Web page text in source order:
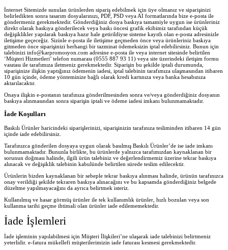
İnternet Sitemizde sunulan ürünlerden sipariş edebilmek için üye olmanız ve siparişinizi
belirledikten sonra tasarım dosyalarınızı, PDF, PSD veya AI formatlarında bize e-posta ile
göndermeniz gerekmektedir. Gönderdiğiniz dosya baskıya tamamiyle uygun ise ürünleriniz
direkt olarak baskıya gönderilecek veya baskı öncesi grafik ekibimiz tarafından küçük
değişiklikler yapılarak baskıya hazır hale getirildiyse sisteme kayıtlı olan e-posta adresinizle
iletişime geçeceğiz. Sizinle e-posta ile iletişime geçmeden önce veya ürünleriniz baskıya
gitmeden önce siparişinizi herhangi bir tazminat ödemeksizin iptal edebilirsiniz. Bunun için
talebinizi info@karpromosyon.com adresine e-posta ile veya internet sitesinde belirtilen
‘Müşteri Hizmetleri’ telefon numarası (0555 887 93 11) veya site üzerindeki iletişim formu
vasıtası ile tarafımıza iletmeniz gerekmektedir. Siparişin bu şekilde iptali durumunda,
siparişinize ilişkin yaptığınız ödemenin iadesi, iptal talebinin tarafımıza ulaşmasından itibaren
10 gün içinde, ödeme yönteminize bağlı olarak kredi kartınıza veya banka hesabınıza
aktarılacaktır.
Onaya ilişkin e-postanın tarafınıza gönderilmesinden sonra ve/veya gönderdiğiniz dosyanın
baskıya alınmasından sonra siparişin iptali ve ödeme iadesi imkanı bulunmamaktadır.
İade Koşulları
Baskılı Ürünler haricindeki siparişlerinizi, siparişinizin tarafınıza tesliminden itibaren 14 gün
içinde iade edebilirsiniz.
Tarafınızca gönderilen dosyaya uygun olarak basılmış Baskılı Ürünler’de ise iade imkanı
bulunmamaktadır. Bununla birlikte, bu ürünlerde yalnızca tarafımızdan kaynaklanan bir
sorunun doğması halinde, ilgili ürün talebiniz ve değerlendirmemiz üzerine tekrar baskıya
alınacak ve değişiklik talebinin kabulünde belirtilen sürede teslim edilecektir.
Ürünlerin bizden kaynaklanan bir sebeple tekrar baskıya alınması halinde, ürünün tarafınızca
onay verildiği şekilde tekraren baskıya alınacağını ve bu kapsamda gönderdiğiniz belgede
düzeltme yapılmayacağını da ayrıca belirtmek isteriz.
Kullanılmış ve hasar görmüş ürünler ile tek kullanımlık ürünler, hızlı bozulan veya son
kullanma tarihi geçme ihtimali olan ürünler iade edilememektedir.
İade İşlemleri
İade işleminin yapılabilmesi için Müşteri İlişkileri’ne ulaşarak iade talebinizi belirtmeniz
yeterlidir. e-fatura mükellefi müşterilerimizin iade faturası kesmesi gerekmektedir.